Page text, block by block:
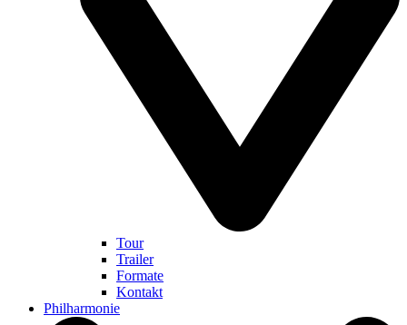
Tour
Trailer
Formate
Kontakt
Philharmonie